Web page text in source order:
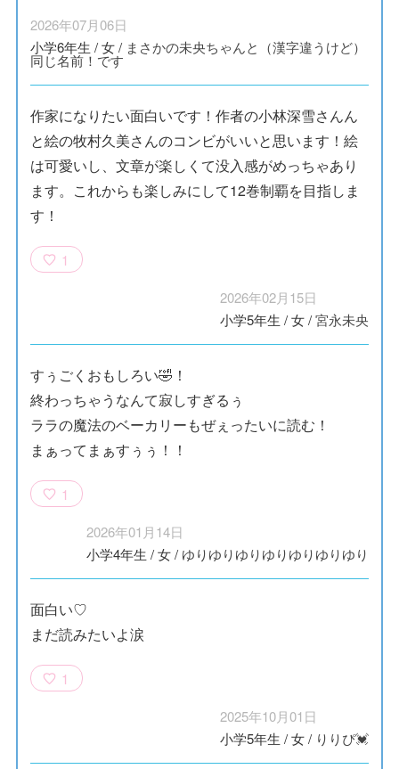
2026年07月06日
小学6年生 /女/ まさかの未央ちゃんと（漢字違うけど）
同じ名前！です
作家になりたい面白いです！作者の小林深雪さんん
と絵の牧村久美さんのコンビがいいと思います！絵
は可愛いし、文章が楽しくて没入感がめっちゃあり
ます。これからも楽しみにして12巻制覇を目指しま
す！
1
2026年02月15日
小学5年生 /女/宮永未央
すぅごくおもしろい🤣！
終わっちゃうなんて寂しすぎるぅ
ララの魔法のベーカリーもぜぇったいに読む！
まぁってまぁすぅぅ！！
1
2026年01月14日
小学4年生 /女/ ゆりゆりゆりゆりゆりゆりゆり
面白い♡
まだ読みたいよ涙
1
2025年10月01日
小学5年生 /女/ りりぴ💓